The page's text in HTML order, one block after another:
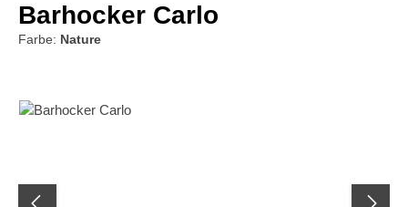
Barhocker Carlo
Farbe: Nature
Bildergalerie überspringen